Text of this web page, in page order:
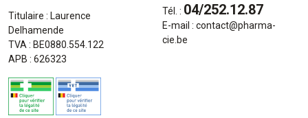
Titulaire : Laurence
Delhamende
TVA : BE0880.554.122
APB : 626323
Tél. : 04/252.12.87
E-mail : contact@pharma-
cie.be